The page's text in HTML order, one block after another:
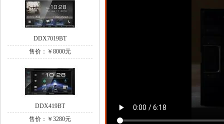
DDX7019BT
售价：￥8000元
DDX419BT
售价：￥3280元